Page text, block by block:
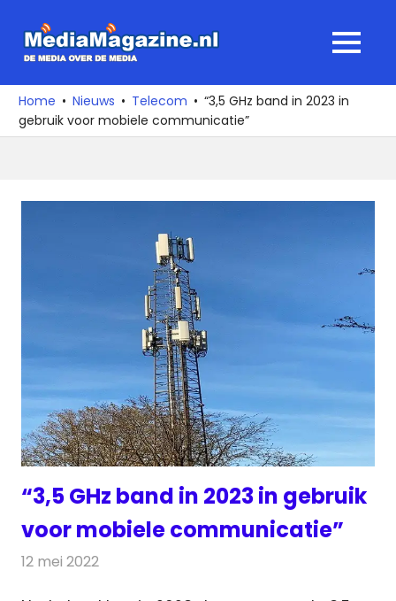
naar
media
over
de
MENU
Home Nieuws Telecom
“3,5 GHz band in 2023 in
gebruik voor mobiele communicatie”
“3,5 GHz band in 2023 in gebruik
voor mobiele communicatie”
12 mei 2022